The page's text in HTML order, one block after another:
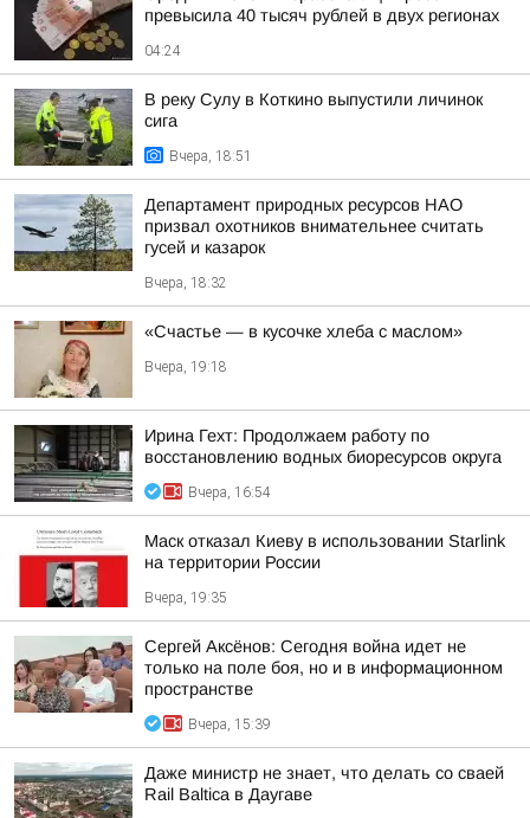
превысила 40 тысяч рублей в двух регионах
04:24
В реку Сулу в Коткино выпустили личинок
сига
Вчера, 18:51
Департамент природных ресурсов НАО
призвал охотников внимательнее считать
гусей и казарок
Вчера, 18:32
«Счастье — в кусочке хлеба с маслом»
Вчера, 19:18
Ирина Гехт: Продолжаем работу по
восстановлению водных биоресурсов округа
Вчера, 16:54
Маск отказал Киеву в использовании Starlink
на территории России
Вчера, 19:35
Сергей Аксёнов: Сегодня война идет не
только на поле боя, но и в информационном
пространстве
Вчера, 15:39
Даже министр не знает, что делать со сваей
Rail Baltica в Даугаве